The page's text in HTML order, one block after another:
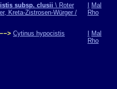
subsp. clusii \ Roter
Kreta-Zistrosen-Würger /
Mal
Rho
−−> Cytinus hypocistis
Mal
Rho